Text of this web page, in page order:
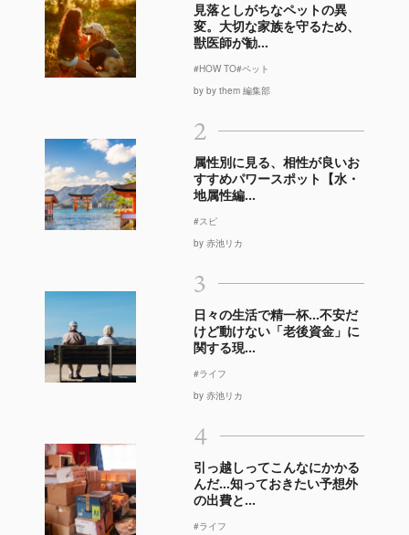
見落としがちなペットの異
変。大切な家族を守るため、
獣医師が勧...
#HOW TO#ペット
by by them 編集部
2
属性別に見る、相性が良いお
すすめパワースポット【水・
地属性編...
#スピ
by 赤池リカ
3
日々の生活で精一杯…不安だ
けど動けない「老後資金」に
関する現...
#ライフ
by 赤池リカ
4
引っ越しってこんなにかかる
んだ…知っておきたい予想外
の出費と...
#ライフ